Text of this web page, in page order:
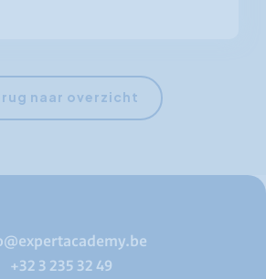
naar overzicht
+32 3 235 32 49